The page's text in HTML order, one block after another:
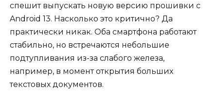
спешит выпускать новую версию прошивки с
Android 13. Насколько это критично? Да
практически никак. Оба смартфона работают
стабильно, но встречаются небольшие
подтупливания из-за слабого железа,
например, в момент открытия больших
текстовых документов.